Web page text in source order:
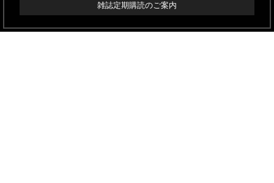
雑誌定期購読のご案内